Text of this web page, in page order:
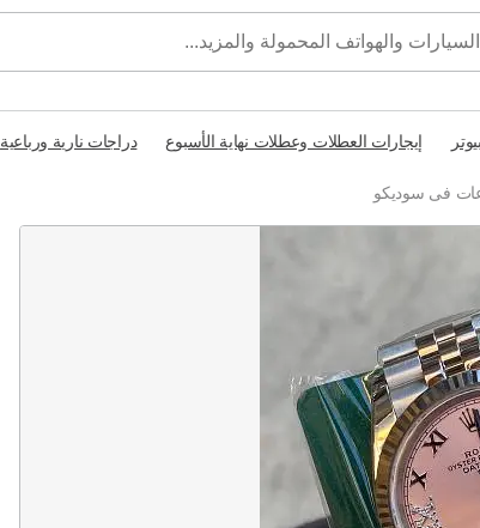
إيجارات العطلات وعطلات نهاية الأسبوع دراجات نارية ورباعية
فى سوديكو